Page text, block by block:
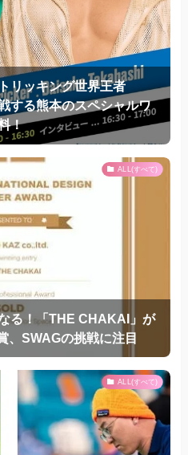
リッキング世界王者
する熊本のスペシャルワ
！
ALL(すべて)
る！「THE CHAKAI」が
、SWAGの挑戦に注目
ALL(すべて)